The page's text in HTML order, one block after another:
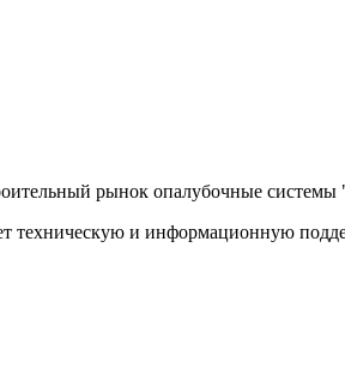
рынок опалубочные
техническую и информационную